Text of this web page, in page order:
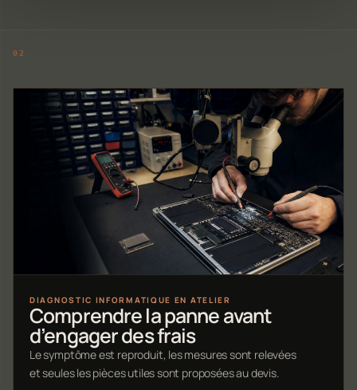
DIAGNOSTIC INFORMATIQUE EN ATELIER
Comprendre la panne avant
d’engager des frais
Le symptôme est reproduit, les mesures sont relevées
et seules les pièces utiles sont proposées au devis.